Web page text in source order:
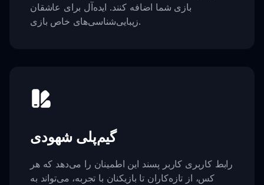
بازی شما اضافه کنند. ایده‌آل برای عاشقان
زیبایی‌شناسی‌های خاص بازی.
گیم‌پلی شهودی
رابط کاربری کاربر پسند این اطمینان را می‌دهد که هر
کس، از تازه‌کاران تا بازیکنان با تجربه، می‌تواند به